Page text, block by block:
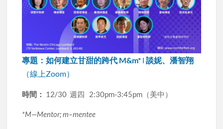
專題：如何建立甘甜的跨代 M&m* l談妮、潘智翔
（線上Zoom）
時間： 12/30 週四 2:30pm-3:45pm（美中）
*M—Mentor; m–mentee